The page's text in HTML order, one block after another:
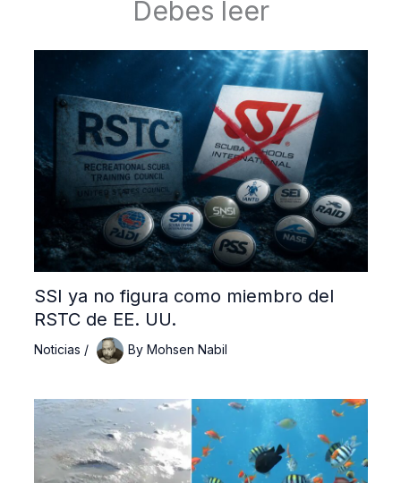
Debes leer
SSI ya no figura como miembro del
RSTC de EE. UU.
Noticias / By Mohsen Nabil